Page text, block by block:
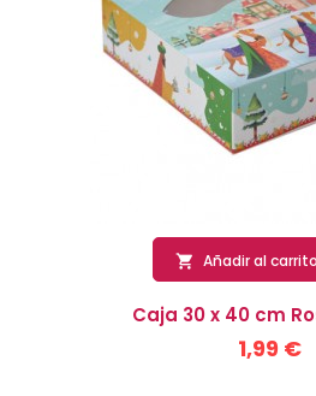
 Añadir al carrito
Caja 30 x 40 cm
1,99 €